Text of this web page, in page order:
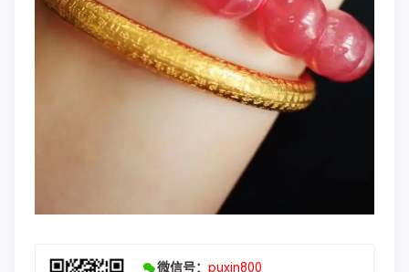
微信号： puxin800